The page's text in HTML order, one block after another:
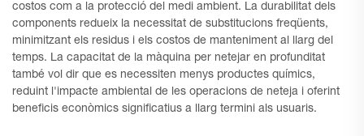
costos com a la protecció del medi ambient. La durabilitat dels
components redueix la necessitat de substitucions freqüents,
minimitzant els residus i els costos de manteniment al llarg del
temps. La capacitat de la màquina per netejar en profunditat
també vol dir que es necessiten menys productes químics,
reduint l'impacte ambiental de les operacions de neteja i oferint
beneficis econòmics significatius a llarg termini als usuaris.